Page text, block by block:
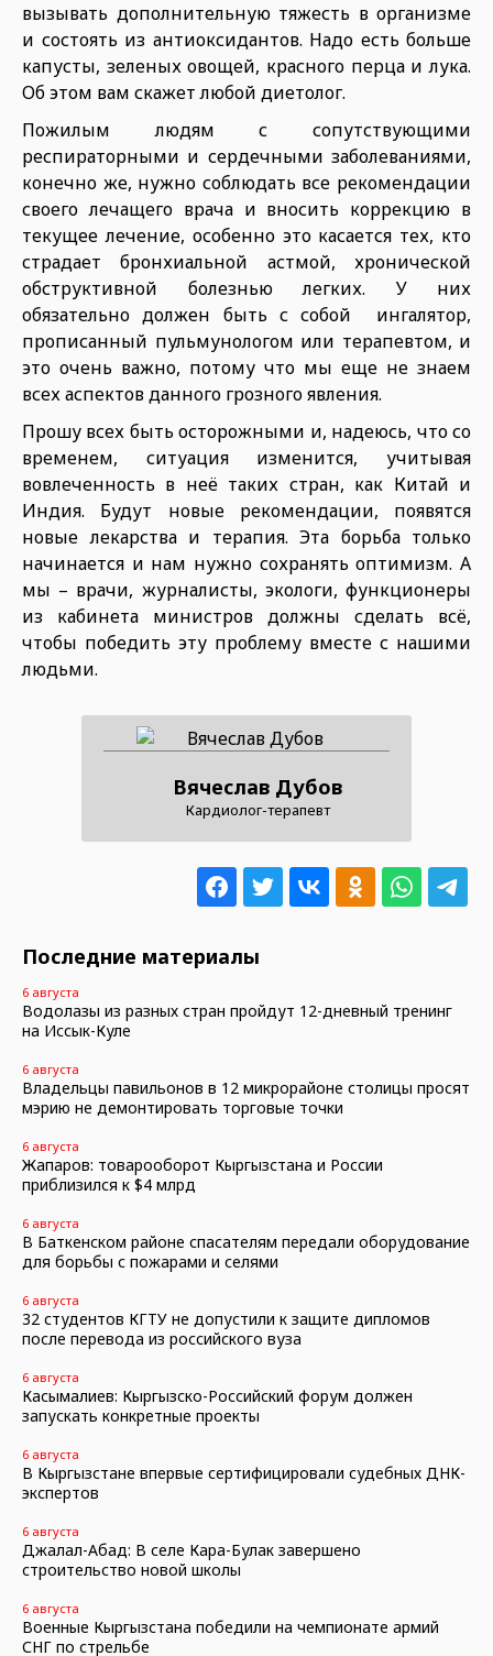
вызывать дополнительную тяжесть в организме
и состоять из антиоксидантов. Надо есть больше
капусты, зеленых овощей, красного перца и лука.
Об этом вам скажет любой диетолог.
Пожилым людям с сопутствующими
респираторными и сердечными заболеваниями,
конечно же, нужно соблюдать все рекомендации
своего лечащего врача и вносить коррекцию в
текущее лечение, особенно это касается тех, кто
страдает бронхиальной астмой, хронической
обструктивной болезнью легких. У них
обязательно должен быть с собой ингалятор,
прописанный пульмунологом или терапевтом, и
это очень важно, потому что мы еще не знаем
всех аспектов данного грозного явления.
Прошу всех быть осторожными и, надеюсь, что со
временем, ситуация изменится, учитывая
вовлеченность в неё таких стран, как Китай и
Индия. Будут новые рекомендации, появятся
новые лекарства и терапия. Эта борьба только
начинается и нам нужно сохранять оптимизм. А
мы – врачи, журналисты, экологи, функционеры
из кабинета министров должны сделать всё,
чтобы победить эту проблему вместе с нашими
людьми.
Вячеслав Дубов
Кардиолог-терапевт
Последние материалы
6 августа
Водолазы из разных стран пройдут 12-дневный тренинг
на Иссык-Куле
6 августа
Владельцы павильонов в 12 микрорайоне столицы просят
мэрию не демонтировать торговые точки
6 августа
Жапаров: товарооборот Кыргызстана и России
приблизился к $4 млрд
6 августа
В Баткенском районе спасателям передали оборудование
для борьбы с пожарами и селями
6 августа
32 студентов КГТУ не допустили к защите дипломов
после перевода из российского вуза
6 августа
Касымалиев: Кыргызско-Российский форум должен
запускать конкретные проекты
6 августа
В Кыргызстане впервые сертифицировали судебных ДНК-
экспертов
6 августа
Джалал-Абад: В селе Кара-Булак завершено
строительство новой школы
6 августа
Военные Кыргызстана победили на чемпионате армий
СНГ по стрельбе